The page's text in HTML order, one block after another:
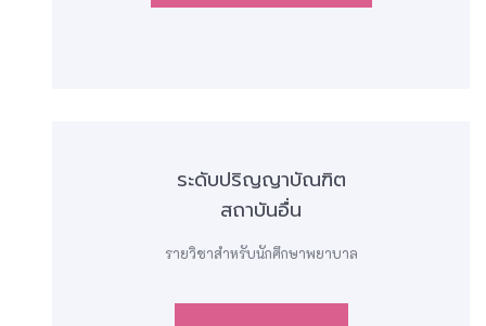
ระดับปริญญาบัณฑิต
สถาบันอื่น
รายวิชาสำหรับนักศึกษาพยาบาล